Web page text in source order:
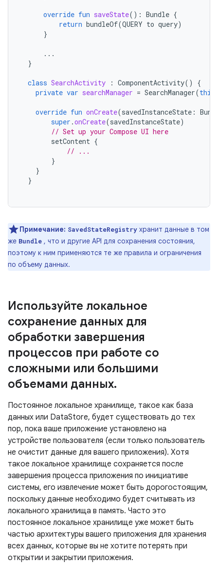
override fun saveState(): Bundle {
return bundleOf(QUERY to query)
}
...
}
class SearchActivity : ComponentActivity()
{
private var searchManager = SearchManager(this
override fun onCreate(savedInstanceState :
super .onCreate(savedInstanceState)
// Set up your Compose UI here
setContent {
// ...
}
}
}
Примечание: SavedStateRegistry хранит данные в том
же Bundle , что и другие API для сохранения состояния,
поэтому к ним применяются те же правила и ограничения
по объему данных.
Используйте локальное
сохранение данных для
обработки завершения
процессов при работе со
сложными или большими
объемами данных.
Постоянное локальное хранилище, такое как база
данных или DataStore, будет существовать до тех
пор, пока ваше приложение установлено на
устройстве пользователя (если только пользователь
не очистит данные для вашего приложения). Хотя
такое локальное хранилище сохраняется после
завершения процесса приложения по инициативе
системы, его извлечение может быть дорогостоящим,
поскольку данные необходимо будет считывать из
локального хранилища в память. Часто это
постоянное локальное хранилище уже может быть
частью архитектуры вашего приложения для хранения
всех данных, которые вы не хотите потерять при
открытии и закрытии приложения.